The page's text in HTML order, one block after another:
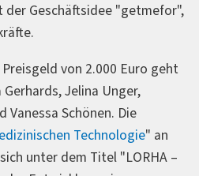
der Geschäftsidee "getmefor",
von 2.000 Euro geht
Jelina Unger,
Vanessa Schönen. Die
Technologie" an
unter dem Titel "LORHA –